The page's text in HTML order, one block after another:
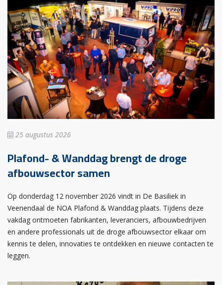
25 augustus 2026
Plafond- & Wanddag brengt de droge
afbouwsector samen
Op donderdag 12 november 2026 vindt in De Basiliek in
Veenendaal de NOA Plafond & Wanddag plaats. Tijdens deze
vakdag ontmoeten fabrikanten, leveranciers, afbouwbedrijven
en andere professionals uit de droge afbouwsector elkaar om
kennis te delen, innovaties te ontdekken en nieuwe contacten te
leggen.